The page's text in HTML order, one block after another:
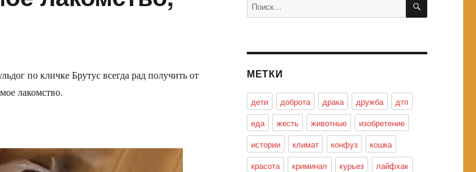
по кличке Брутус всегда рад получить от
лакомство.
МЕТКИ
дети доброта драка дружба
дтп
еда
жесть животные
изобретение
истории
климат конфуз
кошка
красота
криминал курьез
лайфхак